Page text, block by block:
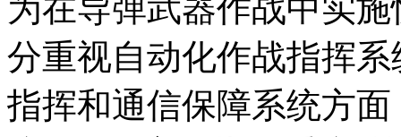
为在导弹武器作战中实
分重视自动化作战指挥
指挥和通信保障系统方